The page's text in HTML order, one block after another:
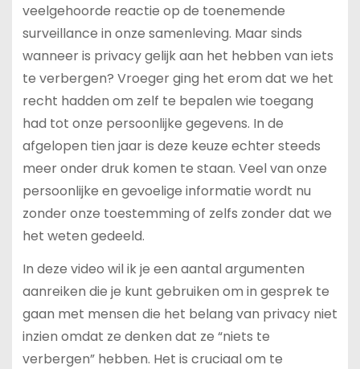
veelgehoorde reactie op de toenemende
surveillance in onze samenleving. Maar sinds
wanneer is privacy gelijk aan het hebben van iets
te verbergen? Vroeger ging het erom dat we het
recht hadden om zelf te bepalen wie toegang
had tot onze persoonlijke gegevens. In de
afgelopen tien jaar is deze keuze echter steeds
meer onder druk komen te staan. Veel van onze
persoonlijke en gevoelige informatie wordt nu
zonder onze toestemming of zelfs zonder dat we
het weten gedeeld.
In deze video wil ik je een aantal argumenten
aanreiken die je kunt gebruiken om in gesprek te
gaan met mensen die het belang van privacy niet
inzien omdat ze denken dat ze “niets te
verbergen” hebben. Het is cruciaal om te